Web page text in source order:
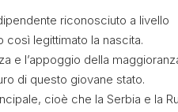
riconosciuto a livello
così legittimato la nascita.
e l’appoggio della
di questo giovane stato.
cioè che la Serbia e la